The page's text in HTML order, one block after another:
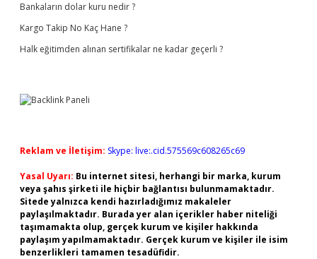
Bankaların dolar kuru nedir ?
Kargo Takip No Kaç Hane ?
Halk eğitimden alınan sertifikalar ne kadar geçerli ?
Reklam ve İletişim: Skype: live:.cid.575569c608265c69
Yasal Uyarı: Bu internet sitesi, herhangi bir marka, kurum
veya şahıs şirketi ile hiçbir bağlantısı bulunmamaktadır.
Sitede yalnızca kendi hazırladığımız makaleler
paylaşılmaktadır. Burada yer alan içerikler haber niteliği
taşımamakta olup, gerçek kurum ve kişiler hakkında
paylaşım yapılmamaktadır. Gerçek kurum ve kişiler ile isim
benzerlikleri tamamen tesadüfidir.